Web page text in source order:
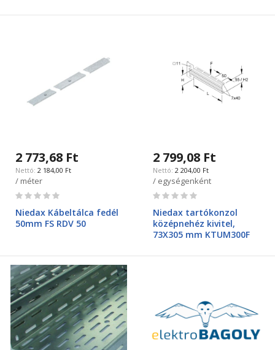
2 773,68 Ft
2 184,00 Ft
/ méter
Rating:
Niedax Kábeltálca fedél
50mm FS RDV 50
2 799,08 Ft
2 204,00 Ft
/ egységenként
Rating:
Niedax tartókonzol
középnehéz kivitel,
73X305 mm KTUM300F